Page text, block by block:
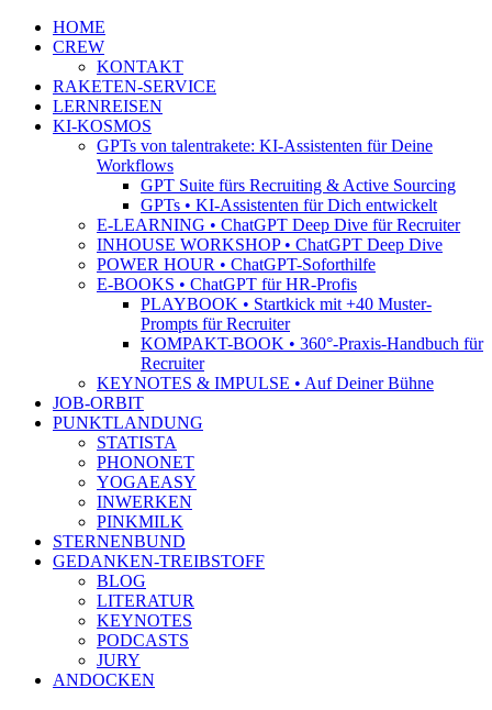
HOME
CREW
KONTAKT
RAKETEN-SERVICE
LERNREISEN
KI-KOSMOS
GPTs von talentrakete: KI-Assistenten für Deine
Workflows
GPT Suite fürs Recruiting & Active Sourcing
GPTs • KI-Assistenten für Dich entwickelt
E-LEARNING • ChatGPT Deep Dive für Recruiter
INHOUSE WORKSHOP • ChatGPT Deep Dive
POWER HOUR • ChatGPT-Soforthilfe
E-BOOKS • ChatGPT für HR-Profis
PLAYBOOK • Startkick mit +40 Muster-
Prompts für Recruiter
KOMPAKT-BOOK • 360°-Praxis-Handbuch für
Recruiter
KEYNOTES & IMPULSE • Auf Deiner Bühne
JOB-ORBIT
PUNKTLANDUNG
STATISTA
PHONONET
YOGAEASY
INWERKEN
PINKMILK
STERNENBUND
GEDANKEN-TREIBSTOFF
BLOG
LITERATUR
KEYNOTES
PODCASTS
JURY
ANDOCKEN